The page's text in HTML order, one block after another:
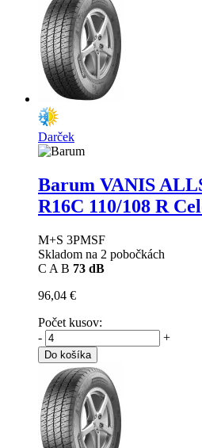
Darček
Barum VANIS
R16C 110/108 R
M+S 3PMSF
Skladom na 2 pobočkách
C A B 73 dB
96,04 €
Počet kusov:
-
+
Do košíka